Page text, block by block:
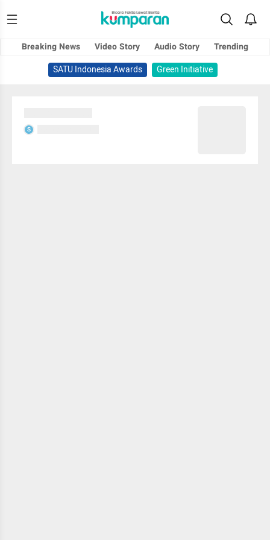
Breaking News Video Story Audio Story
Trending
SATU Indonesia Awards
Green Initiative
S